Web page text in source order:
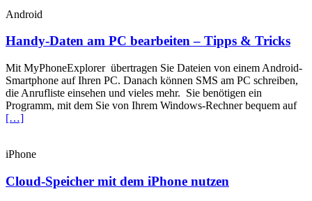
Android
Handy-Daten am PC bearbeiten – Tipps & Tricks
Mit MyPhoneExplorer übertragen Sie Dateien von einem Android-
Smartphone auf Ihren PC. Danach können SMS am PC schreiben,
die Anrufliste einsehen und vieles mehr. Sie benötigen ein
Programm, mit dem Sie von Ihrem Windows-Rechner bequem auf
[…]
iPhone
Cloud-Speicher mit dem iPhone nutzen